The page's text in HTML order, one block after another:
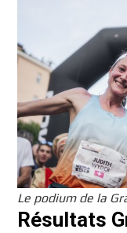
Le podium de la
Résultats